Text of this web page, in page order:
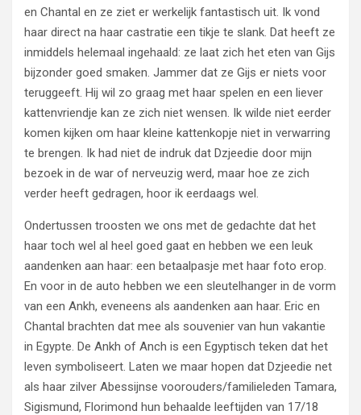
en Chantal en ze ziet er werkelijk fantastisch uit. Ik vond
haar direct na haar castratie een tikje te slank. Dat heeft ze
inmiddels helemaal ingehaald: ze laat zich het eten van Gijs
bijzonder goed smaken. Jammer dat ze Gijs er niets voor
teruggeeft. Hij wil zo graag met haar spelen en een liever
kattenvriendje kan ze zich niet wensen. Ik wilde niet eerder
komen kijken om haar kleine kattenkopje niet in verwarring
te brengen. Ik had niet de indruk dat Dzjeedie door mijn
bezoek in de war of nerveuzig werd, maar hoe ze zich
verder heeft gedragen, hoor ik eerdaags wel.
Ondertussen troosten we ons met de gedachte dat het
haar toch wel al heel goed gaat en hebben we een leuk
aandenken aan haar: een betaalpasje met haar foto erop.
En voor in de auto hebben we een sleutelhanger in de vorm
van een Ankh, eveneens als aandenken aan haar. Eric en
Chantal brachten dat mee als souvenier van hun vakantie
in Egypte. De Ankh of Anch is een Egyptisch teken dat het
leven symboliseert. Laten we maar hopen dat Dzjeedie net
als haar zilver Abessijnse voorouders/familieleden Tamara,
Sigismund, Florimond hun behaalde leeftijden van 17/18